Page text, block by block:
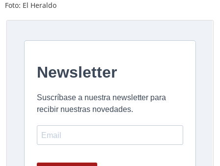
Foto: El Heraldo